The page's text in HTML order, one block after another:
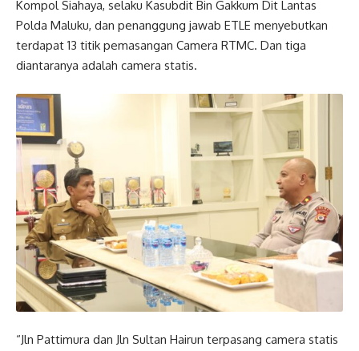
Kompol Siahaya, selaku Kasubdit Bin Gakkum Dit Lantas
Polda Maluku, dan penanggung jawab ETLE menyebutkan
terdapat 13 titik pemasangan Camera RTMC. Dan tiga
diantaranya adalah camera statis.
“Jln Pattimura dan Jln Sultan Hairun terpasang camera statis